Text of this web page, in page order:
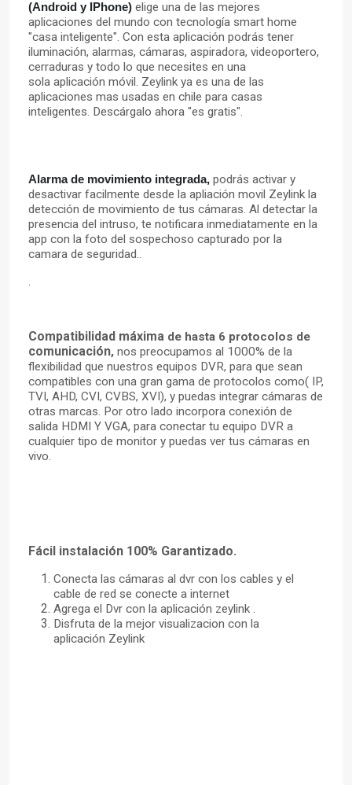
(Android y IPhone) elige una de las mejores
aplicaciones del mundo con tecnología smart home
"casa inteligente". Con esta aplicación podrás tener
iluminación, alarmas, cámaras, aspiradora, videoportero,
cerraduras y todo lo que necesites en una
sola aplicación móvil. Zeylink ya es una de las
aplicaciones mas usadas en chile para casas
inteligentes. Descárgalo ahora "es gratis".
Alarma de movimiento integrada, podrás activar y
desactivar facilmente desde la apliación movil Zeylink la
detección de movimiento de tus cámaras. Al detectar la
presencia del intruso, te notificara inmediatamente en la
app con la foto del sospechoso capturado por la
camara de seguridad..
.
Compatibilidad máxima de hasta 6 protocolos de
comunicación, nos preocupamos al 1000% de la
flexibilidad que nuestros equipos DVR, para que sean
compatibles con una gran gama de protocolos como( IP,
TVI, AHD, CVI, CVBS, XVI), y puedas integrar cámaras de
otras marcas. Por otro lado incorpora conexión de
salida HDMI Y VGA, para conectar tu equipo DVR a
cualquier tipo de monitor y puedas ver tus cámaras en
vivo.
Fácil instalación 100% Garantizado.
Conecta las cámaras al dvr con los cables y el
cable de red se conecte a internet
Agrega el Dvr con la aplicación zeylink .
Disfruta de la mejor visualizacion con la
aplicación Zeylink